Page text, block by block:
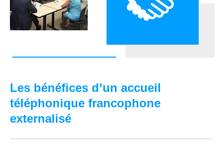
Les bénéfices d’un accueil
téléphonique francophone
externalisé